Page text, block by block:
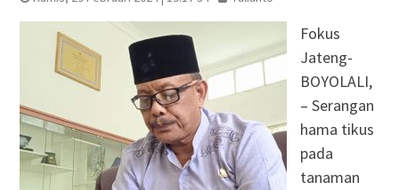
Fokus
Jateng-
BOYOLALI,
– Serangan
hama tikus
pada
tanaman